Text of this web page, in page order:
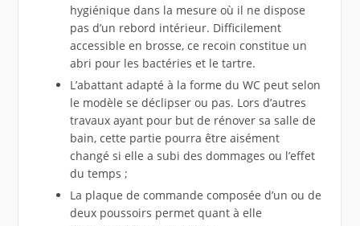
hygiénique dans la mesure où il ne dispose
pas d’un rebord intérieur. Difficilement
accessible en brosse, ce recoin constitue un
abri pour les bactéries et le tartre.
L’abattant adapté à la forme du WC peut selon
le modèle se déclipser ou pas. Lors d’autres
travaux ayant pour but de rénover sa salle de
bain, cette partie pourra être aisément
changé si elle a subi des dommages ou l’effet
du temps ;
La plaque de commande composée d’un ou de
deux poussoirs permet quant à elle